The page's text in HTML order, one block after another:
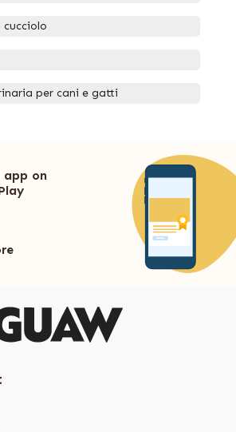
per cani e gatti
app on